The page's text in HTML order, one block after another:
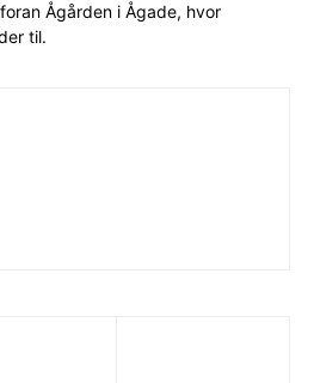
Ågården i Ågade, hvor
til.